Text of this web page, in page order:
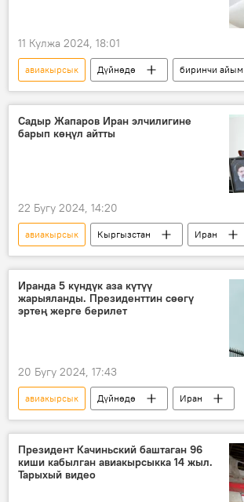
11 Кулжа 2024, 18:01
авиакырсык Дүйнөдө
биринчи айым
вице-президент
Малави
Саулос Чилима
Садыр Жапаров Иран элчилигине
барып көңүл айтты
22 Бугу 2024, 14:20
авиакырсык Кыргызстан
Иран
Садыр Жапаров
Эбрахим Раиси
тик учак
элчилик
Иранда 5 күндүк аза күтүү
жарыяланды. Президенттин сөөгү
эртең жерге берилет
20 Бугу 2024, 17:43
авиакырсык Дүйнөдө
Иран
президент
аза күтүү тик учак
Президент Качиньский баштаган 96
киши кабылган авиакырсыкка 14 жыл.
Тарыхый видео